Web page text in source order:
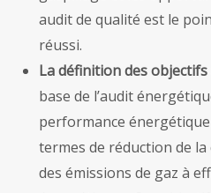
audit de qualité est le
réussi.
La définition des
base de l’audit
performance
termes de réduction de
des émissions de gaz à